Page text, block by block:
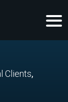
Clients,